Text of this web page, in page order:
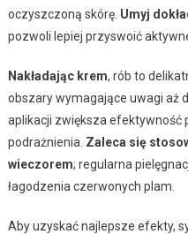
oczyszczoną skórę. Umyj
pozwoli lepiej przyswoić
Nakładając krem, rób to
obszary wymagające uwagi aż
aplikacji zwiększa efektywność
podrażnienia. Zaleca się
wieczorem; regularna
łagodzenia czerwonych plam.
Aby uzyskać najlepsze efekty,